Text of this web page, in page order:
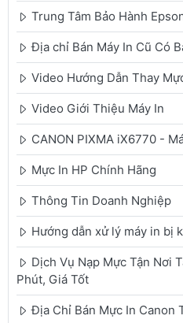
Trung Tâm Bảo Hành
Địa chỉ Bán Máy In Cũ Có
Video Hướng Dẫn Thay
Video Giới Thiệu Máy In
CANON PIXMA iX6770 -
Mực In HP Chính Hãng
Thông Tin Doanh Nghiệp
Hướng dẫn xử lý máy in bị
Dịch Vụ Nạp Mực Tận Nơi
Phút, Giá Tốt
Địa Chỉ Bán Mực In Canon